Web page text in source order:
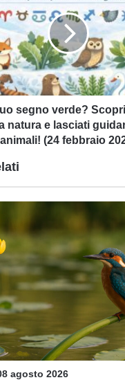
segno verde?
natura e lasciati
animali! (24 febbraio
agosto 2026